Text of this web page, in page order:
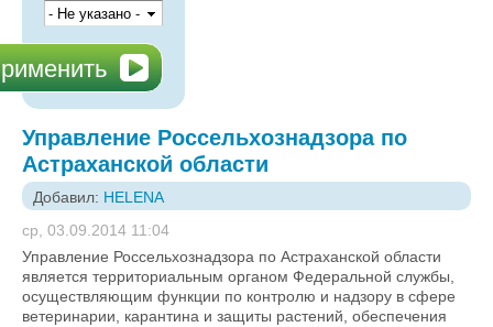
Управление Россельхознадзора по
Астраханской области
Добавил: HELENA
ср, 03.09.2014 11:04
Управление Россельхознадзора по Астраханской области
является территориальным органом Федеральной службы,
осуществляющим функции по контролю и надзору в сфере
ветеринарии, карантина и защиты растений, обеспечения